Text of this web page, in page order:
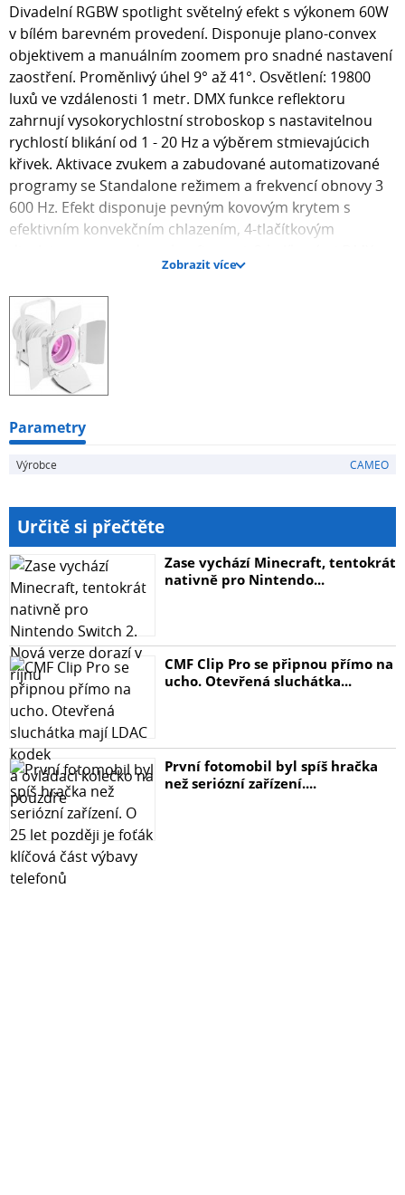
Divadelní RGBW spotlight světelný efekt s výkonem 60W
v bílém barevném provedení. Disponuje plano-convex
objektivem a manuálním zoomem pro snadné nastavení
zaostření. Proměnlivý úhel 9° až 41°. Osvětlení: 19800
luxů ve vzdálenosti 1 metr. DMX funkce reflektoru
zahrnují vysokorychlostní stroboskop s nastavitelnou
rychlostí blikání od 1 - 20 Hz a výběrem stmievajúcich
křivek. Aktivace zvukem a zabudované automatizované
programy se Standalone režimem a frekvencí obnovy 3
600 Hz. Efekt disponuje pevným kovovým krytem s
efektivním konvekčním chlazením, 4-tlačítkovým
konektory a IEC napájecím vstupem. Součástí balení jsou
i otáčivé dvířka pro nastavení ostrosti paprsku a barevný
filtr. Rozměry: 14,5 x 20,5 x 24 cm, hmotnost: 3,6 kg
Zobrazit více
Parametry
Výrobce CAMEO
Určitě si přečtěte
Zase vychází Minecraft, tentokrát
nativně pro Nintendo...
CMF Clip Pro se připnou přímo na
ucho. Otevřená sluchátka...
První fotomobil byl spíš hračka
než seriózní zařízení....